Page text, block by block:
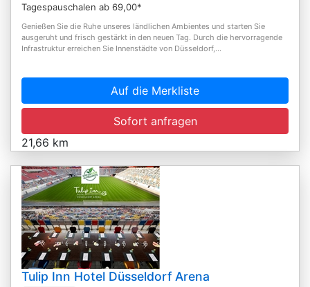
Tagespauschalen ab 69,00*
Genießen Sie die Ruhe unseres ländlichen Ambientes und starten Sie
ausgeruht und frisch gestärkt in den neuen Tag. Durch die hervorragende
Infrastruktur erreichen Sie Innenstädte von Düsseldorf,...
Auf die Merkliste
Sofort anfragen
21,66 km
Tulip Inn Hotel Düsseldorf Arena